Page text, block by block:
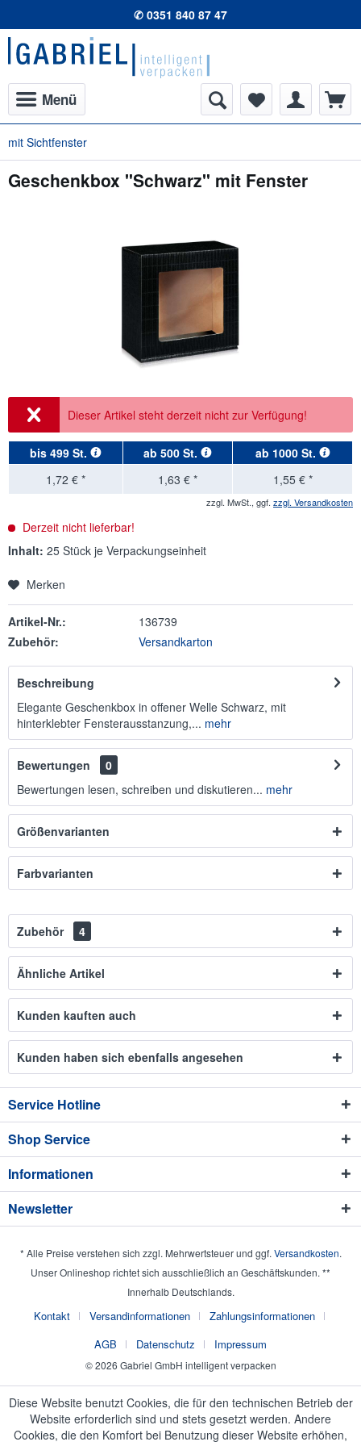
✆ 0351 840 87 47
Menü
mit Sichtfenster
Geschenkbox "Schwarz" mit Fenster
Dieser Artikel steht derzeit nicht zur Verfügung!
bis 499 St. ab 500 St. ab 1000 St.
1,72 € *
1,63 € * 1,55 € *
zzgl. MwSt., ggf. zzgl. Versandkosten
Derzeit nicht lieferbar!
Inhalt: 25 Stück je Verpackungseinheit
Merken
Artikel-Nr.:
136739
Zubehör:
Versandkarton
Beschreibung
Elegante Geschenkbox in offener Welle Schwarz, mit
hinterklebter Fensterausstanzung,... mehr
Bewertungen
0
Bewertungen lesen, schreiben und diskutieren... mehr
Größenvarianten
Farbvarianten
Zubehör 4
Ähnliche Artikel
Kunden kauften auch
Kunden haben sich ebenfalls angesehen
Service Hotline
Shop Service
Informationen
Newsletter
* Alle Preise verstehen sich zzgl. Mehrwertsteuer und ggf. Versandkosten.
Unser Onlineshop richtet sich ausschließlich an Geschäftskunden. **
Innerhalb Deutschlands.
Kontakt Versandinformationen
Zahlungsinformationen
AGB
Datenschutz Impressum
© 2026 Gabriel GmbH intelligent verpacken
Diese Website benutzt Cookies, die für den technischen Betrieb der
Website erforderlich sind und stets gesetzt werden. Andere
Cookies, die den Komfort bei Benutzung dieser Website erhöhen,